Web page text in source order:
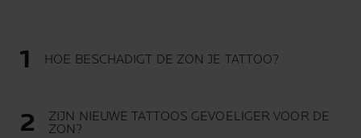
HOE BESCHADIGT DE ZON JE TATTOO?
ZIJN NIEUWE TATTOOS GEVOELIGER VOOR DE
ZON?